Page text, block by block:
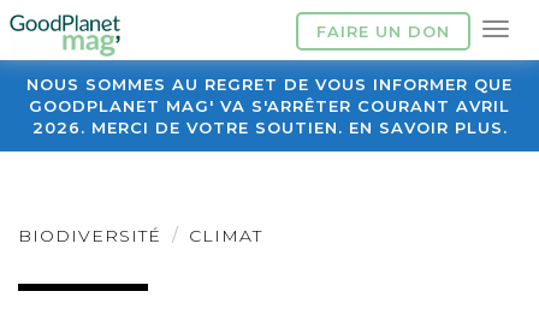
FAIRE UN DON
NOUS SOMMES AU REGRET DE VOUS INFORMER QUE
GOODPLANET MAG' VA S'ARRÊTER COURANT AVRIL
2026. MERCI DE VOTRE SOUTIEN. EN SAVOIR PLUS.
BIODIVERSITÉ CLIMAT